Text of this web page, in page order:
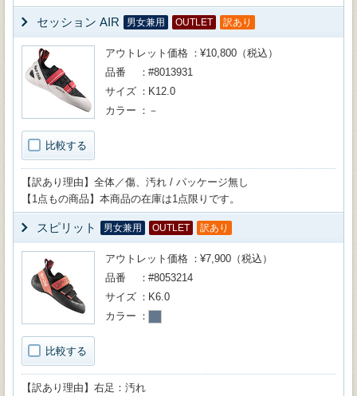
セッション AIR 男女兼用 OUTLET 訳あり
比較する
アウトレット価格
¥10,800（税込）
品番
#8013931
サイズ
K12.0
カラー
－
【訳あり理由】全体／傷、汚れ / パッケージ無し
【1点もの商品】本商品の在庫は1点限りです。
スピリット 男女兼用 OUTLET 訳あり
比較する
アウトレット価格
¥7,900（税込）
品番
#8053214
サイズ
K6.0
カラー
【訳あり理由】右足：汚れ